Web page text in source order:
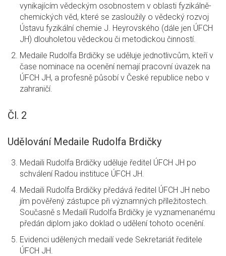
vynikajícím vědeckým osobnostem v oblasti fyzikálně-
chemických věd, které se zasloužily o vědecký rozvoj
Ústavu fyzikální chemie J. Heyrovského (dále jen ÚFCH
JH) dlouholetou vědeckou či metodickou činností.
Medaile Rudolfa Brdičky se uděluje jednotlivcům, kteří v
čase nominace na ocenění nemají pracovní úvazek na
ÚFCH JH, a profesně působí v České republice nebo v
zahraničí.
Čl. 2
Udělování Medaile Rudolfa Brdičky
Medaili Rudolfa Brdičky uděluje ředitel ÚFCH JH po
schválení Radou instituce ÚFCH JH.
Medaili Rudolfa Brdičky předává ředitel ÚFCH JH nebo
jím pověřený zástupce při významných příležitostech.
Současně s Medailí Rudolfa Brdičky je vyznamenanému
předán diplom jako doklad o udělení tohoto ocenění.
Evidenci udělených medailí vede Sekretariát ředitele
ÚFCH JH.